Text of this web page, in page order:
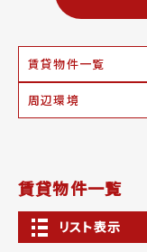
賃貸物件一覧
周辺環境
賃貸物件一覧
リスト表示